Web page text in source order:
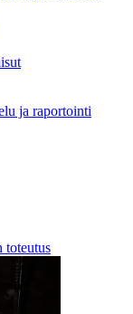
ja raportointi
toteutus